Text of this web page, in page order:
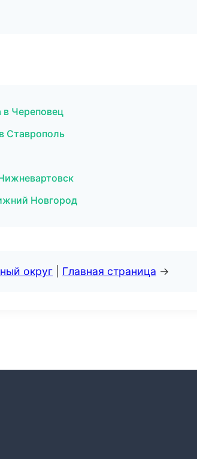
в Череповец
Ставрополь
Новгород
округ Главная страница →